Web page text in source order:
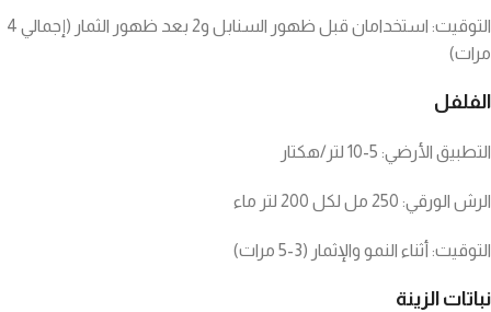
التوقيت: استخدامان قبل ظهور السنابل و2 بعد ظهور الثمار (إجمالي 4
مرات)
الفلفل
التطبيق الأرضي: 5-10 لتر/هكتار
الرش الورقي: 250 مل لكل 200 لتر ماء
التوقيت: أثناء النمو والإثمار (3-5 مرات)
نباتات الزينة